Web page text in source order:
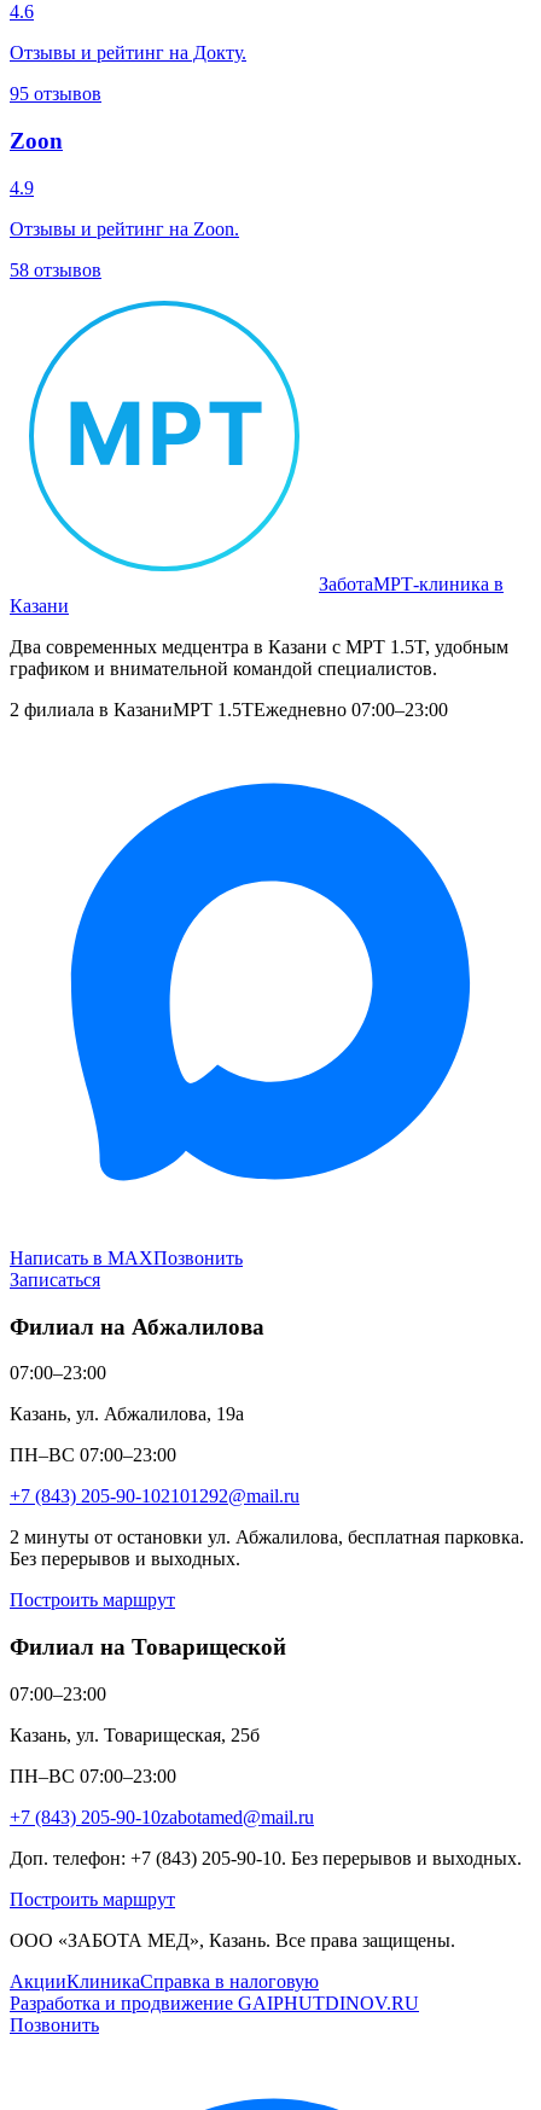
4.6
Отзывы и рейтинг на Докту.
95 отзывов
Zoon
4.9
Отзывы и рейтинг на Zoon.
58 отзывов
ЗаботаМРТ‑клиника в
Казани
Два современных медцентра в Казани с МРТ 1.5T, удобным
графиком и внимательной командой специалистов.
2 филиала в КазаниМРТ 1.5TЕжедневно 07:00–23:00
Написать в MAXПозвонить
Записаться
Филиал на Абжалилова
07:00–23:00
Казань, ул. Абжалилова, 19а
ПН–ВС 07:00–23:00
+7 (843) 205-90-102101292@mail.ru
2 минуты от остановки ул. Абжалилова, бесплатная парковка.
Без перерывов и выходных.
Построить маршрут
Филиал на Товарищеской
07:00–23:00
Казань, ул. Товарищеская, 25б
ПН–ВС 07:00–23:00
+7 (843) 205-90-10zabotamed@mail.ru
Доп. телефон: +7 (843) 205-90-10. Без перерывов и выходных.
Построить маршрут
ООО «ЗАБОТА МЕД», Казань. Все права защищены.
АкцииКлиникаСправка в налоговую
Разработка и продвижение GAIPHUTDINOV.RU
Позвонить